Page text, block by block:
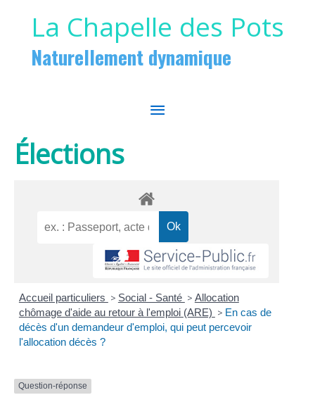
La Chapelle des Pots
Naturellement dynamique
MENU
Élections
Accueil particuliers > Social - Santé > Allocation
chômage d'aide au retour à l'emploi (ARE) > En cas de
décès d'un demandeur d'emploi, qui peut percevoir
l'allocation décès ?
Question-réponse